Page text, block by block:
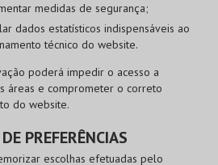
medidas de segurança;
dados estatísticos indispensáveis ao
técnico do website.
poderá impedir o acesso a
áreas e comprometer o correto
do website.
PREFERÊNCIAS
escolhas efetuadas pelo